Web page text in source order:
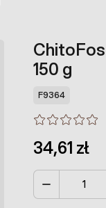
150 g
F9364
34,61 zł